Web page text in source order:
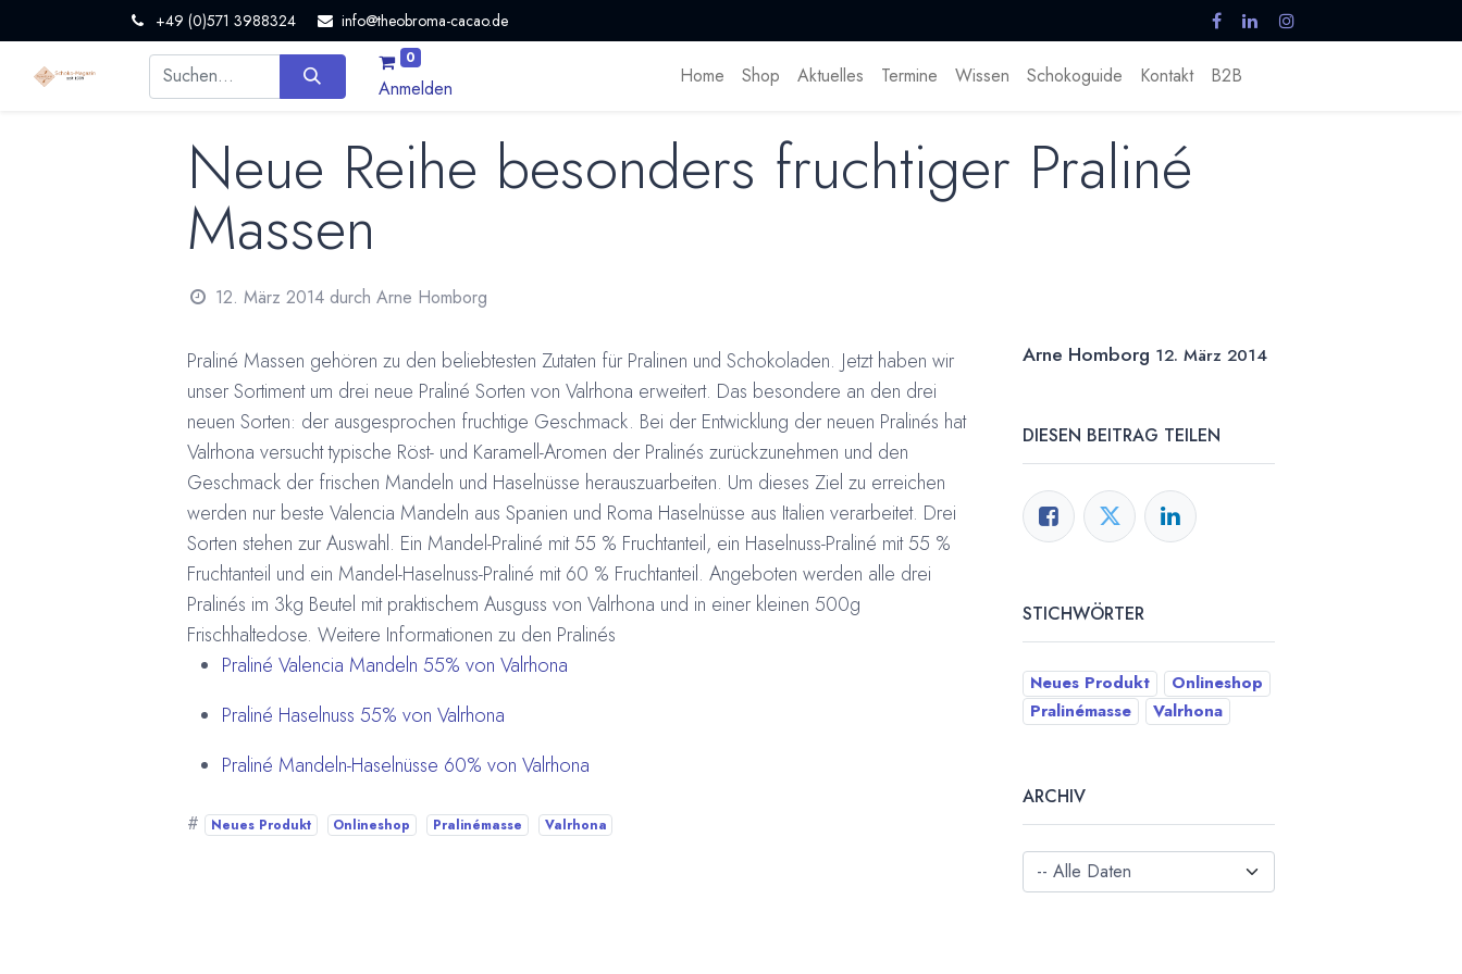
+49 (0)571 3988324 info@theobroma-cacao.de
0
Anmelden
Home Shop Aktuelles Termine Wissen Schokoguide Kontakt B2B
Neue Reihe besonders fruchtiger Praliné
Massen
12. März 2014 durch Arne Homborg
Praliné Massen gehören zu den beliebtesten Zutaten für Pralinen und Schokoladen. Jetzt haben wir
unser Sortiment um drei neue Praliné Sorten von Valrhona erweitert. Das besondere an den drei
neuen Sorten: der ausgesprochen fruchtige Geschmack. Bei der Entwicklung der neuen Pralinés hat
Valrhona versucht typische Röst- und Karamell-Aromen der Pralinés zurückzunehmen und den
Geschmack der frischen Mandeln und Haselnüsse herauszuarbeiten. Um dieses Ziel zu erreichen
werden nur beste Valencia Mandeln aus Spanien und Roma Haselnüsse aus Italien verarbeitet. Drei
Sorten stehen zur Auswahl. Ein Mandel-Praliné mit 55 % Fruchtanteil, ein Haselnuss-Praliné mit 55 %
Fruchtanteil und ein Mandel-Haselnuss-Praliné mit 60 % Fruchtanteil. Angeboten werden alle drei
Pralinés im 3kg Beutel mit praktischem Ausguss von Valrhona und in einer kleinen 500g
Frischhaltedose. Weitere Informationen zu den Pralinés
Praliné Valencia Mandeln 55% von Valrhona
Praliné Haselnuss 55% von Valrhona
Praliné Mandeln-Haselnüsse 60% von Valrhona
# Neues Produkt Onlineshop Pralinémasse Valrhona
Arne Homborg 12. März 2014
DIESEN BEITRAG TEILEN
STICHWÖRTER
Neues Produkt
Onlineshop
Pralinémasse
Valrhona
ARCHIV